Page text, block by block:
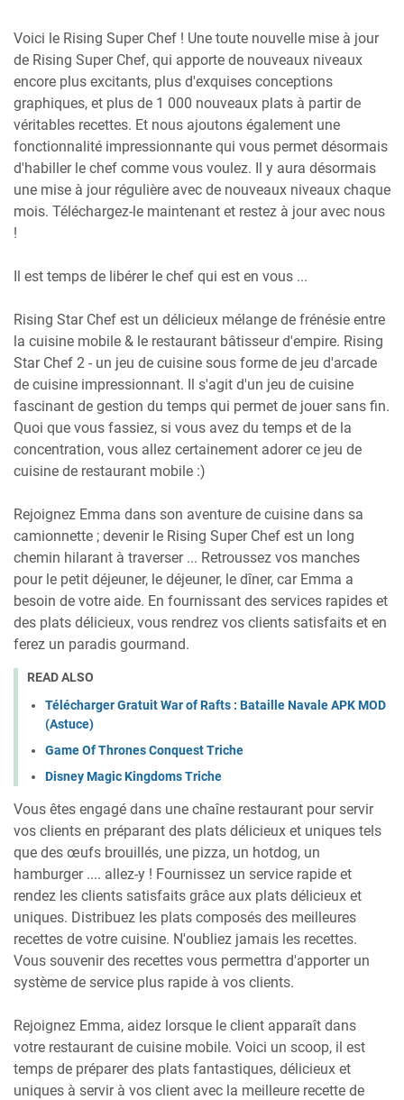
Voici le Rising Super Chef ! Une toute nouvelle mise à jour
de Rising Super Chef, qui apporte de nouveaux niveaux
encore plus excitants, plus d'exquises conceptions
graphiques, et plus de 1 000 nouveaux plats à partir de
véritables recettes. Et nous ajoutons également une
fonctionnalité impressionnante qui vous permet désormais
d'habiller le chef comme vous voulez. Il y aura désormais
une mise à jour régulière avec de nouveaux niveaux chaque
mois. Téléchargez-le maintenant et restez à jour avec nous
!
Il est temps de libérer le chef qui est en vous ...
Rising Star Chef est un délicieux mélange de frénésie entre
la cuisine mobile & le restaurant bâtisseur d'empire. Rising
Star Chef 2 - un jeu de cuisine sous forme de jeu d'arcade
de cuisine impressionnant. Il s'agit d'un jeu de cuisine
fascinant de gestion du temps qui permet de jouer sans fin.
Quoi que vous fassiez, si vous avez du temps et de la
concentration, vous allez certainement adorer ce jeu de
cuisine de restaurant mobile :)
Rejoignez Emma dans son aventure de cuisine dans sa
camionnette ; devenir le Rising Super Chef est un long
chemin hilarant à traverser ... Retroussez vos manches
pour le petit déjeuner, le déjeuner, le dîner, car Emma a
besoin de votre aide. En fournissant des services rapides et
des plats délicieux, vous rendrez vos clients satisfaits et en
ferez un paradis gourmand.
READ ALSO
Télécharger Gratuit War of Rafts : Bataille Navale APK MOD
(Astuce)
Game Of Thrones Conquest Triche
Disney Magic Kingdoms Triche
Vous êtes engagé dans une chaîne restaurant pour servir
vos clients en préparant des plats délicieux et uniques tels
que des œufs brouillés, une pizza, un hotdog, un
hamburger .... allez-y ! Fournissez un service rapide et
rendez les clients satisfaits grâce aux plats délicieux et
uniques. Distribuez les plats composés des meilleures
recettes de votre cuisine. N'oubliez jamais les recettes.
Vous souvenir des recettes vous permettra d'apporter un
système de service plus rapide à vos clients.
Rejoignez Emma, ​​aidez lorsque le client apparaît dans
votre restaurant de cuisine mobile. Voici un scoop, il est
temps de préparer des plats fantastiques, délicieux et
uniques à servir à vos client avec la meilleure recette de